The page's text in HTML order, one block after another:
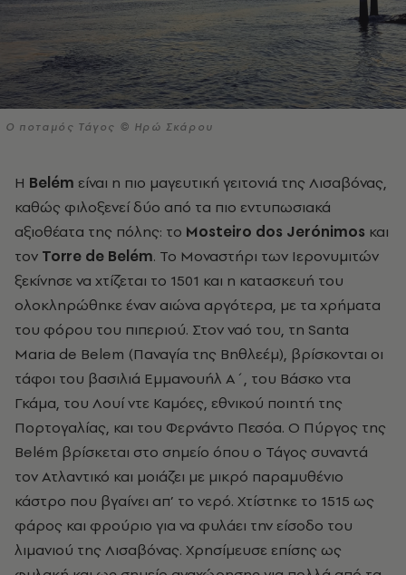
Ο ποταμός Τάγος © Ηρώ Σκάρου
Βelém είναι η πιο μαγευτική γειτονιά της Λισαβόνας,
καθώς φιλοξενεί δύο από τα πιο εντυπωσιακά
αξιοθέατα της πόλης: το Mosteiro dos Jerόnimos και
τον Torre de Belém. Το Μοναστήρι των Ιερονυμιτών
ξεκίνησε να χτίζεται το 1501 και η κατασκευή του
ολοκληρώθηκε έναν αιώνα αργότερα, με τα χρήματα
του φόρου του πιπεριού. Στον ναό του, τη Santa
Maria de Belem (Παναγία της Βηθλεέμ), βρίσκονται οι
τάφοι του βασιλιά Εμμανουήλ Α΄, του Βάσκο ντα
Γκάμα, του Λουί ντε Καμόες, εθνικού ποιητή της
Πορτογαλίας, και του Φερνάντο Πεσόα. Ο Πύργος της
Belém βρίσκεται στο σημείο όπου ο Τάγος συναντά
τον Ατλαντικό και μοιάζει με μικρό παραμυθένιο
κάστρο που βγαίνει απ’ το νερό. Χτίστηκε το 1515 ως
φάρος και φρούριο για να φυλάει την είσοδο του
λιμανιού της Λισαβόνας. Χρησίμευσε επίσης ως